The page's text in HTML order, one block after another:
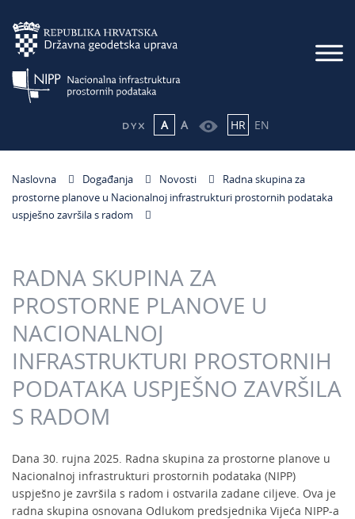
A A HR EN
Naslovna Događanja Novosti
Radna skupina za
prostorne planove u Nacionalnoj infrastrukturi prostornih podataka
uspješno završila s radom
RADNA SKUPINA ZA
PROSTORNE PLANOVE U
NACIONALNOJ
INFRASTRUKTURI PROSTORNIH
PODATAKA USPJEŠNO ZAVRŠILA
S RADOM
Dana 30. rujna 2025. Radna skupina za prostorne planove u
Nacionalnoj infrastrukturi prostornih podataka (NIPP)
uspješno je završila s radom i ostvarila zadane ciljeve. Ova je
radna skupina osnovana Odlukom predsjednika Vijeća NIPP-a